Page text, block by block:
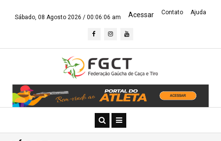
Sábado, 08 Agosto 2026 / 00:06:06 am Acessar Contato Ajuda